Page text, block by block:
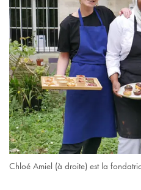
Chloé Amiel (à droite) est la